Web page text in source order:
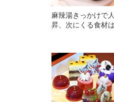
麻辣湯きっかけで
昇、次にくる食材
らげ」？ お菓子も